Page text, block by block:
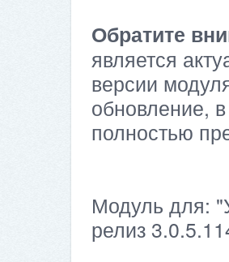
Обратите
является
версии
обновление,
полностью
Модуль для:
релиз